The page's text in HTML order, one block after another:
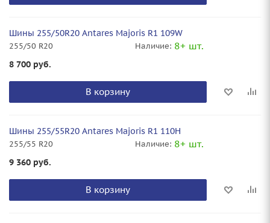
Шины 255/50R20 Antares Majoris R1 109W
255/50 R20 Наличие: 8+ шт.
8 700 руб.
В корзину
Шины 255/55R20 Antares Majoris R1 110H
255/55 R20 Наличие: 8+ шт.
9 360 руб.
В корзину